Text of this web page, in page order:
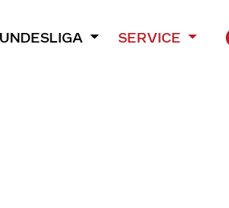
SERVICE